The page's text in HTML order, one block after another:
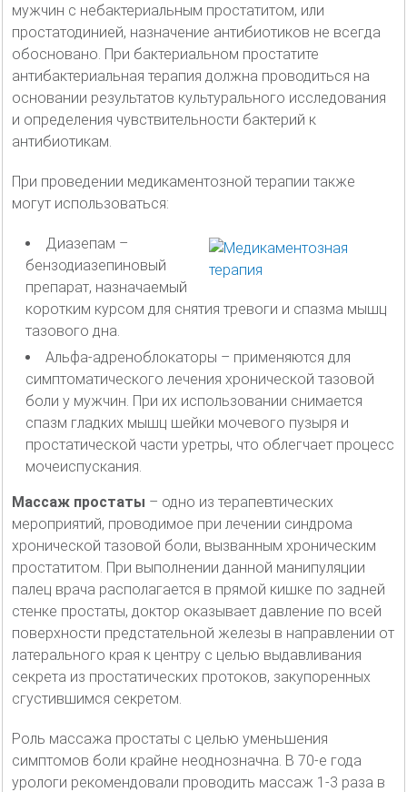
мужчин с небактериальным простатитом, или
простатодинией, назначение антибиотиков не всегда
обосновано. При бактериальном простатите
антибактериальная терапия должна проводиться на
основании результатов культурального исследования
и определения чувствительности бактерий к
антибиотикам.
При проведении медикаментозной терапии также
могут использоваться:
Диазепам –
бензодиазепиновый
препарат, назначаемый
коротким курсом для снятия тревоги и спазма мышц
тазового дна.
Альфа-адреноблокаторы – применяются для
симптоматического лечения хронической тазовой
боли у мужчин. При их использовании снимается
спазм гладких мышц шейки мочевого пузыря и
простатической части уретры, что облегчает процесс
мочеиспускания.
Массаж простаты – одно из терапевтических
мероприятий, проводимое при лечении синдрома
хронической тазовой боли, вызванным хроническим
простатитом. При выполнении данной манипуляции
палец врача располагается в прямой кишке по задней
стенке простаты, доктор оказывает давление по всей
поверхности предстательной железы в направлении от
латерального края к центру с целью выдавливания
секрета из простатических протоков, закупоренных
сгустившимся секретом.
Роль массажа простаты с целью уменьшения
симптомов боли крайне неоднозначна. В 70-е года
урологи рекомендовали проводить массаж 1-3 раза в